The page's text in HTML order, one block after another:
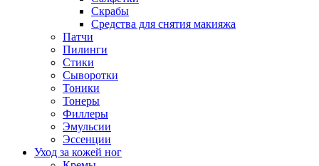
Скрабы
Средства для снятия макияжа
Патчи
Пилинги
Стики
Сыворотки
Тоники
Тонеры
Филлеры
Эмульсии
Эссенции
Уход за кожей ног